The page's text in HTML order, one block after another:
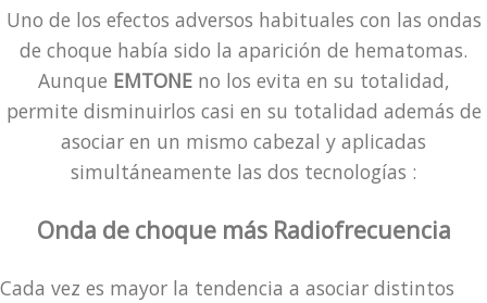
Uno de los efectos adversos habituales con las ondas
de choque había sido la aparición de hematomas.
Aunque EMTONEno los evita en su totalidad,
permite disminuirlos casi en su totalidad además de
asociar en un mismo cabezal y aplicadas
simultáneamente las dos tecnologías :
Onda de choque más Radiofrecuencia
Cada vez es mayor la tendencia a asociar distintos